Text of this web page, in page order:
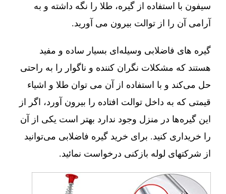
سیفون با استفاده از گیره، طلا را نگه داشته و به
آرامی آن را از توالت بیرون می آورید.
گیره های فاضلابی وسیله‌ای بسیار ساده و مفید
هستند که مشکلات نگران کننده و ناگوار را به راحتی
حل می‌کند و با استفاده از آن می توان طلا و اشیاء
قیمتی که به داخل توالت افتاده را بیرون آورد، اگر از
این گیره‌ها در منزل وجود ندارد بهتر است یکی از آن
را خریداری کنید. برای خرید گیره فاضلابی می‌توانید
از شرکتهای لوله بازکنی درخواست نمائید.